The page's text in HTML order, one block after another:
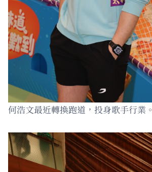
何浩文最近轉換跑道，投身歌手行業。